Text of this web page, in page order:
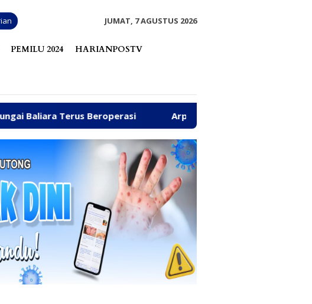
JUMAT, 7 AGUSTUS 2026
PEMILU 2024 HARIANPOSTV
Beroperasi Arpan Sahar Prioritaskan Kawal Kebutuhan